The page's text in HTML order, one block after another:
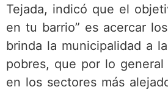
Tejada, indicó que el
en tu barrio” es acercar
brinda la municipalidad a
pobres, que por lo
en los sectores más